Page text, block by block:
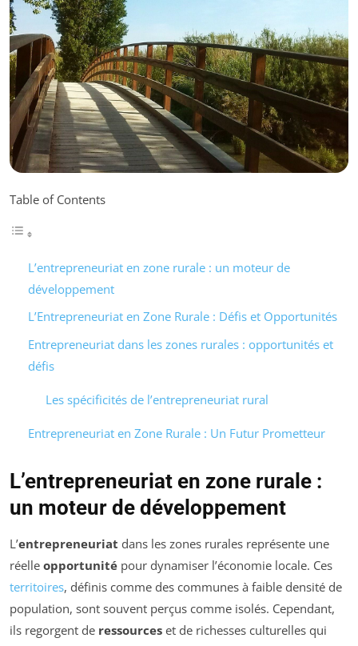
Table of Contents
L’entrepreneuriat en zone rurale : un moteur de
développement
L’Entrepreneuriat en Zone Rurale : Défis et Opportunités
Entrepreneuriat dans les zones rurales : opportunités et
défis
Les spécificités de l’entrepreneuriat rural
Entrepreneuriat en Zone Rurale : Un Futur Prometteur
L’entrepreneuriat en zone rurale :
un moteur de développement
L’entrepreneuriat dans les zones rurales représente une
réelle opportunité pour dynamiser l’économie locale. Ces
territoires, définis comme des communes à faible densité de
population, sont souvent perçus comme isolés. Cependant,
ils regorgent de ressources et de richesses culturelles qui